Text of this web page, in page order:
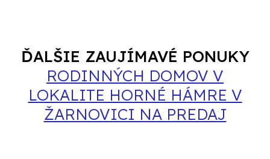
ĎALŠIE ZAUJÍMAVÉ PONUKY
RODINNÝCH DOMOV V
LOKALITE HORNÉ HÁMRE V
ŽARNOVICI NA PREDAJ